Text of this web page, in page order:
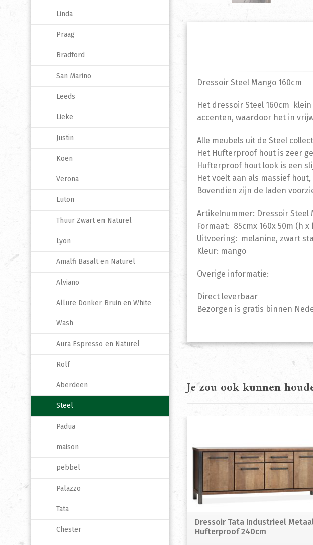
Dressoir Steel Mango 160cm
Het dressoir Steel 160cm
accenten, waardoor het in
Alle meubels uit de Steel
Het Hufterproof hout is zeer
Hufterproof hout look is een
Het voelt aan als massief
Bovendien zijn de laden
Artikelnummer: Dressoir Steel
Formaat: 85cmx 160x 50m (h
Uitvoering: melanine, zwart
Kleur: mango
Overige informatie:
Direct leverbaar
Bezorgen is gratis binnen
Je zou ook kunnen
Dressoir Tata Industrieel
Hufterproof 240cm
Linda
Praag
Bradford
San Marino
Leeds
Lieke
Justin
Koen
Verona
Luton
Thuur Zwart en Naturel
Lyon
Amalfi Basalt en Naturel
Alviano
Allure Donker Bruin en White
Wash
Aura Espresso en Naturel
Rolf
Aberdeen
Steel
Padua
maison
pebbel
Palazzo
Tata
Chester